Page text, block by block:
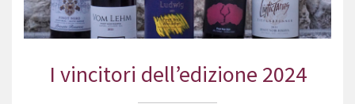
I vincitori dell’edizione 2024